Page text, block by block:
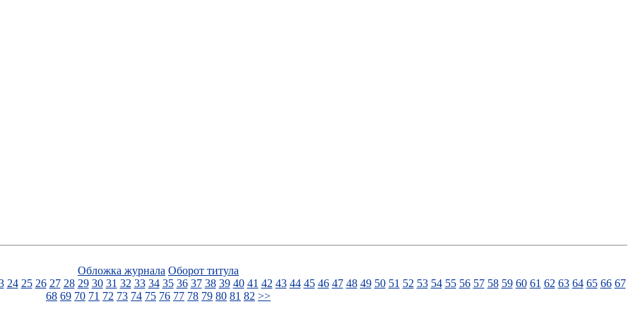
Обложка журнала Оборот титула
24 25 26 27 28 29 30 31 32 33 34 35 36 37 38 39 40 41 42 43 44 45 46 47 48 49 50 51 52 53 54 55 56 57 58 59 60 61 62 63 64 65 66 67
68 69 70 71 72 73 74 75 76 77 78 79 80 81 82 >>